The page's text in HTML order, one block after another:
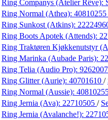
Ring Companys (Atelier Rêve):
Ring Normal (Athea): 40810255
Ring Sunkost (Atkins):
Ring Boots Apotek (Attends):
Ring Traktøren Kjøkkenutstyr
Ring Marinka (Aubade Paris):
Ring Telia (Audio Pro):
Ring Glitter (Aurie): 40701610 /
Ring Normal (Aussie):
Ring Jernia (Ava): 22710505 /
Ring Jernia (Avalanche!):